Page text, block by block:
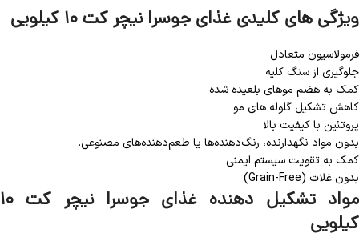
ویژگی های کلیدی غذای جوسرا نیچر کت ۱۰ کیلویی
فرمولاسیون متعادل
جلوگیری از سنگ کلیه
کمک به هضم موهای بلعیده شده
کاهش تشکیل گلوله های مو
پروتئین با کیفیت بالا
بدون مواد نگهدارنده، رنگ‌دهنده‌ها یا طعم‌دهنده‌های مصنوعی.
کمک به تقویت سیستم ایمنی
بدون غلات (Grain-Free)
مواد تشکیل دهنده غذای جوسرا نیچر کت ۱۰
کیلویی